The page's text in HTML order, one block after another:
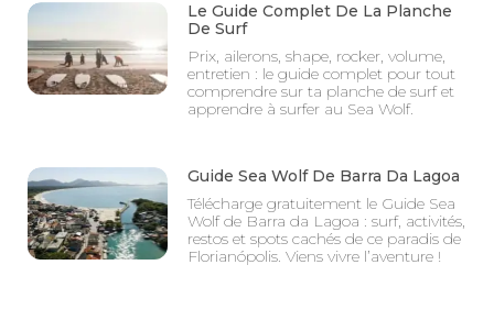
Le Guide Complet De La Planche
De Surf
Prix, ailerons, shape, rocker, volume,
entretien : le guide complet pour tout
comprendre sur ta planche de surf et
apprendre à surfer au Sea Wolf.
Guide Sea Wolf De Barra Da Lagoa
Télécharge gratuitement le Guide Sea
Wolf de Barra da Lagoa : surf, activités,
restos et spots cachés de ce paradis de
Florianópolis. Viens vivre l’aventure !